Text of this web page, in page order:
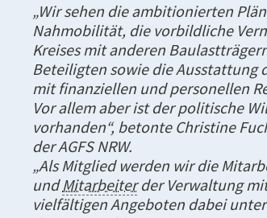
„Wir sehen die ambitionierten
Nahmobilität, die vorbildliche
Kreises mit anderen
Beteiligten sowie die Ausstattung
mit finanziellen und personellen
Vor allem aber ist der politische
vorhanden“, betonte Christine
der AGFS NRW.
„Als Mitglied werden wir die
undMitarbeiterder Verwaltung
vielfältigen Angeboten dabei